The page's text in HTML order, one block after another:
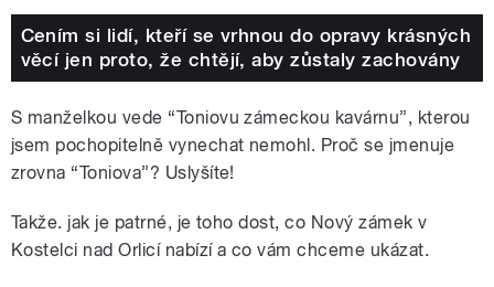
Cením si lidí, kteří se vrhnou do opravy krásných
věcí jen proto, že chtějí, aby zůstaly zachovány
S manželkou vede “Toniovu zámeckou kavárnu”, kterou
jsem pochopitelně vynechat nemohl. Proč se jmenuje
zrovna “Toniova”? Uslyšíte!
Takže. jak je patrné, je toho dost, co Nový zámek v
Kostelci nad Orlicí nabízí a co vám chceme ukázat.